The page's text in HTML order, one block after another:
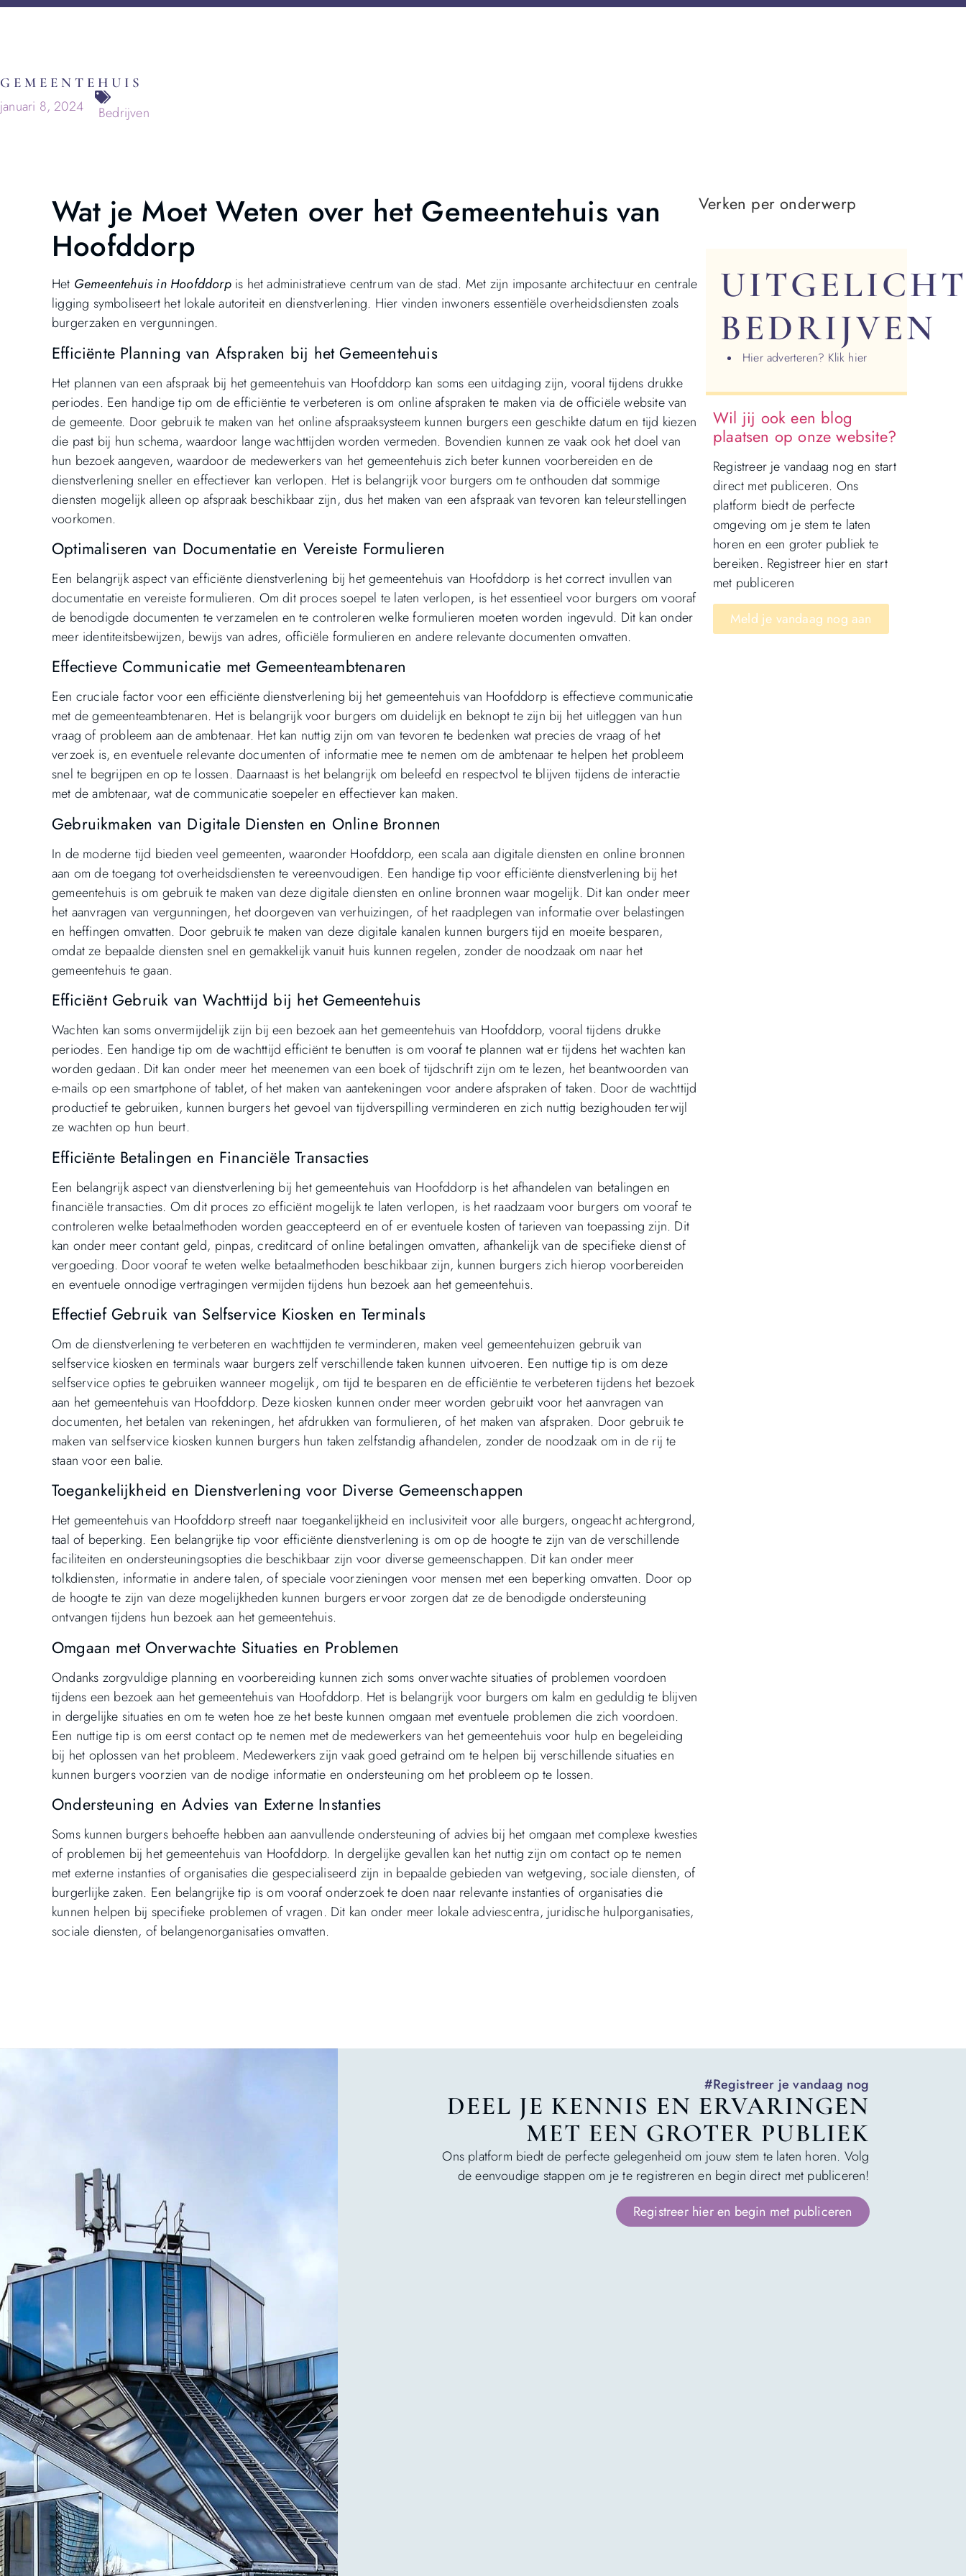
GEMEENTEHUIS
januari 8, 2024 Bedrijven
Wat je Moet Weten over het Gemeentehuis van
Hoofddorp
Het Gemeentehuis in Hoofddorpis het administratieve centrum van de stad. Met zijn imposante architectuur en centrale
ligging symboliseert het lokale autoriteit en dienstverlening. Hier vinden inwoners essentiële overheidsdiensten zoals
burgerzaken en vergunningen.
Efficiënte Planning van Afspraken bij het Gemeentehuis
Het plannen van een afspraak bij het gemeentehuis van Hoofddorp kan soms een uitdaging zijn, vooral tijdens drukke
periodes. Een handige tip om de efficiëntie te verbeteren is om online afspraken te maken via de officiële website van
de gemeente. Door gebruik te maken van het online afspraaksysteem kunnen burgers een geschikte datum en tijd kiezen
die past bij hun schema, waardoor lange wachttijden worden vermeden. Bovendien kunnen ze vaak ook het doel van
hun bezoek aangeven, waardoor de medewerkers van het gemeentehuis zich beter kunnen voorbereiden en de
dienstverlening sneller en effectiever kan verlopen. Het is belangrijk voor burgers om te onthouden dat sommige
diensten mogelijk alleen op afspraak beschikbaar zijn, dus het maken van een afspraak van tevoren kan teleurstellingen
voorkomen.
Optimaliseren van Documentatie en Vereiste Formulieren
Een belangrijk aspect van efficiënte dienstverlening bij het gemeentehuis van Hoofddorp is het correct invullen van
documentatie en vereiste formulieren. Om dit proces soepel te laten verlopen, is het essentieel voor burgers om vooraf
de benodigde documenten te verzamelen en te controleren welke formulieren moeten worden ingevuld. Dit kan onder
meer identiteitsbewijzen, bewijs van adres, officiële formulieren en andere relevante documenten omvatten.
Effectieve Communicatie met Gemeenteambtenaren
Een cruciale factor voor een efficiënte dienstverlening bij het gemeentehuis van Hoofddorp is effectieve communicatie
met de gemeenteambtenaren. Het is belangrijk voor burgers om duidelijk en beknopt te zijn bij het uitleggen van hun
vraag of probleem aan de ambtenaar. Het kan nuttig zijn om van tevoren te bedenken wat precies de vraag of het
verzoek is, en eventuele relevante documenten of informatie mee te nemen om de ambtenaar te helpen het probleem
snel te begrijpen en op te lossen. Daarnaast is het belangrijk om beleefd en respectvol te blijven tijdens de interactie
met de ambtenaar, wat de communicatie soepeler en effectiever kan maken.
Gebruikmaken van Digitale Diensten en Online Bronnen
In de moderne tijd bieden veel gemeenten, waaronder Hoofddorp, een scala aan digitale diensten en online bronnen
aan om de toegang tot overheidsdiensten te vereenvoudigen. Een handige tip voor efficiënte dienstverlening bij het
gemeentehuis is om gebruik te maken van deze digitale diensten en online bronnen waar mogelijk. Dit kan onder meer
het aanvragen van vergunningen, het doorgeven van verhuizingen, of het raadplegen van informatie over belastingen
en heffingen omvatten. Door gebruik te maken van deze digitale kanalen kunnen burgers tijd en moeite besparen,
omdat ze bepaalde diensten snel en gemakkelijk vanuit huis kunnen regelen, zonder de noodzaak om naar het
gemeentehuis te gaan.
Efficiënt Gebruik van Wachttijd bij het Gemeentehuis
Wachten kan soms onvermijdelijk zijn bij een bezoek aan het gemeentehuis van Hoofddorp, vooral tijdens drukke
periodes. Een handige tip om de wachttijd efficiënt te benutten is om vooraf te plannen wat er tijdens het wachten kan
worden gedaan. Dit kan onder meer het meenemen van een boek of tijdschrift zijn om te lezen, het beantwoorden van
e-mails op een smartphone of tablet, of het maken van aantekeningen voor andere afspraken of taken. Door de wachttijd
productief te gebruiken, kunnen burgers het gevoel van tijdverspilling verminderen en zich nuttig bezighouden terwijl
ze wachten op hun beurt.
Efficiënte Betalingen en Financiële Transacties
Een belangrijk aspect van dienstverlening bij het gemeentehuis van Hoofddorp is het afhandelen van betalingen en
financiële transacties. Om dit proces zo efficiënt mogelijk te laten verlopen, is het raadzaam voor burgers om vooraf te
controleren welke betaalmethoden worden geaccepteerd en of er eventuele kosten of tarieven van toepassing zijn. Dit
kan onder meer contant geld, pinpas, creditcard of online betalingen omvatten, afhankelijk van de specifieke dienst of
vergoeding. Door vooraf te weten welke betaalmethoden beschikbaar zijn, kunnen burgers zich hierop voorbereiden
en eventuele onnodige vertragingen vermijden tijdens hun bezoek aan het gemeentehuis.
Effectief Gebruik van Selfservice Kiosken en Terminals
Om de dienstverlening te verbeteren en wachttijden te verminderen, maken veel gemeentehuizen gebruik van
selfservice kiosken en terminals waar burgers zelf verschillende taken kunnen uitvoeren. Een nuttige tip is om deze
selfservice opties te gebruiken wanneer mogelijk, om tijd te besparen en de efficiëntie te verbeteren tijdens het bezoek
aan het gemeentehuis van Hoofddorp. Deze kiosken kunnen onder meer worden gebruikt voor het aanvragen van
documenten, het betalen van rekeningen, het afdrukken van formulieren, of het maken van afspraken. Door gebruik te
maken van selfservice kiosken kunnen burgers hun taken zelfstandig afhandelen, zonder de noodzaak om in de rij te
staan voor een balie.
Toegankelijkheid en Dienstverlening voor Diverse Gemeenschappen
Het gemeentehuis van Hoofddorp streeft naar toegankelijkheid en inclusiviteit voor alle burgers, ongeacht achtergrond,
taal of beperking. Een belangrijke tip voor efficiënte dienstverlening is om op de hoogte te zijn van de verschillende
faciliteiten en ondersteuningsopties die beschikbaar zijn voor diverse gemeenschappen. Dit kan onder meer
tolkdiensten, informatie in andere talen, of speciale voorzieningen voor mensen met een beperking omvatten. Door op
de hoogte te zijn van deze mogelijkheden kunnen burgers ervoor zorgen dat ze de benodigde ondersteuning
ontvangen tijdens hun bezoek aan het gemeentehuis.
Omgaan met Onverwachte Situaties en Problemen
Ondanks zorgvuldige planning en voorbereiding kunnen zich soms onverwachte situaties of problemen voordoen
tijdens een bezoek aan het gemeentehuis van Hoofddorp. Het is belangrijk voor burgers om kalm en geduldig te blijven
in dergelijke situaties en om te weten hoe ze het beste kunnen omgaan met eventuele problemen die zich voordoen.
Een nuttige tip is om eerst contact op te nemen met de medewerkers van het gemeentehuis voor hulp en begeleiding
bij het oplossen van het probleem. Medewerkers zijn vaak goed getraind om te helpen bij verschillende situaties en
kunnen burgers voorzien van de nodige informatie en ondersteuning om het probleem op te lossen.
Ondersteuning en Advies van Externe Instanties
Soms kunnen burgers behoefte hebben aan aanvullende ondersteuning of advies bij het omgaan met complexe kwesties
of problemen bij het gemeentehuis van Hoofddorp. In dergelijke gevallen kan het nuttig zijn om contact op te nemen
met externe instanties of organisaties die gespecialiseerd zijn in bepaalde gebieden van wetgeving, sociale diensten, of
burgerlijke zaken. Een belangrijke tip is om vooraf onderzoek te doen naar relevante instanties of organisaties die
kunnen helpen bij specifieke problemen of vragen. Dit kan onder meer lokale adviescentra, juridische hulporganisaties,
sociale diensten, of belangenorganisaties omvatten.
Verken per onderwerp
BEDRIJVEN
Hier adverteren? Klik hier
Wil jij ook een blog
plaatsen op onze website?
Registreer je vandaag nog en start
direct met publiceren. Ons
platform biedt de perfecte
omgeving om je stem te laten
horen en een groter publiek te
bereiken. Registreer hier en start
met publiceren
Meld je vandaag nog aan
#Registreer je vandaag nog
DEEL JE KENNIS EN ERVARINGEN
MET EEN GROTER PUBLIEK
Ons platform biedt de perfecte gelegenheid om jouw stem te laten horen. Volg
de eenvoudige stappen om je te registreren en begin direct met publiceren!
Registreer hier en begin met publiceren